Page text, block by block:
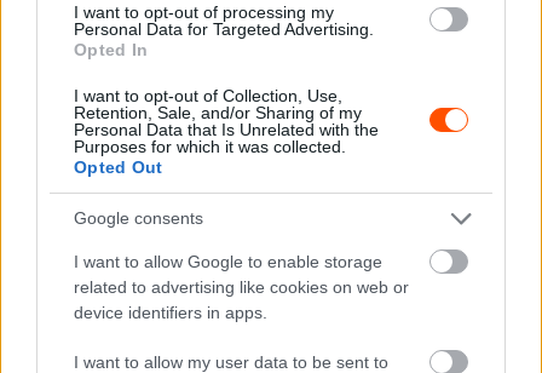
I want to opt-out of processing my
Personal Data for Targeted Advertising.
Opted In
I want to opt-out of Collection, Use,
Retention, Sale, and/or Sharing of my
Personal Data that Is Unrelated with the
Purposes for which it was collected.
Opted Out
Google consents
I want to allow Google to enable storage
related to advertising like cookies on web or
device identifiers in apps.
I want to allow my user data to be sent to
Németh “16V” Péter: „Szerencsétlen
balesetet.”
Hund Gábor - 2025. szeptember 17.